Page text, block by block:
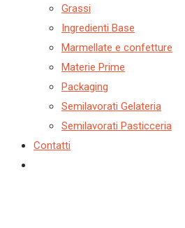
Grassi
Ingredienti Base
Marmellate e confetture
Materie Prime
Packaging
Semilavorati Gelateria
Semilavorati Pasticceria
Contatti